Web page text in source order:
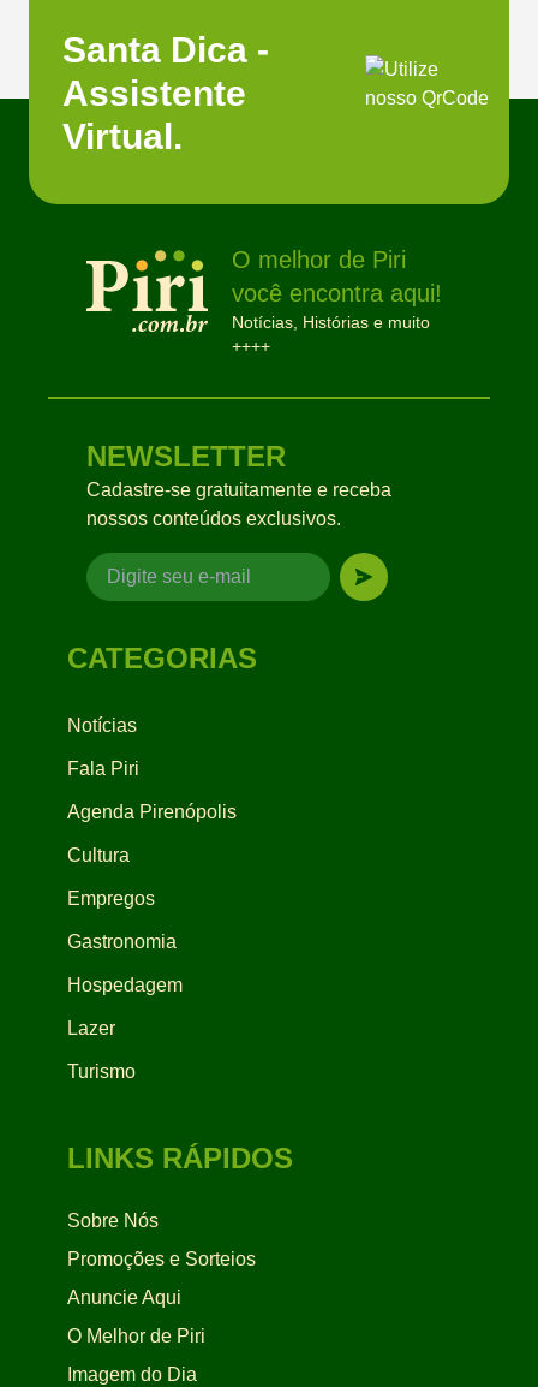
Santa Dica -
Assistente
Virtual.
O melhor de Piri
você encontra aqui!
Notícias, Histórias e muito
++++
NEWSLETTER
Cadastre-se gratuitamente e receba
nossos conteúdos exclusivos.
CATEGORIAS
Notícias
Fala Piri
Agenda Pirenópolis
Cultura
Empregos
Gastronomia
Hospedagem
Lazer
Turismo
LINKS RÁPIDOS
Sobre Nós
Promoções e Sorteios
Anuncie Aqui
O Melhor de Piri
Imagem do Dia